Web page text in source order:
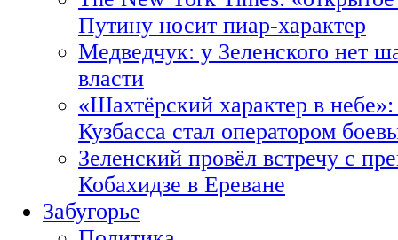
Путину носит пиар-характер
Медведчук: у Зеленского нет
власти
«Шахтёрский характер в
Кузбасса стал оператором
Зеленский провёл встречу с
Кобахидзе в Ереване
Забугорье